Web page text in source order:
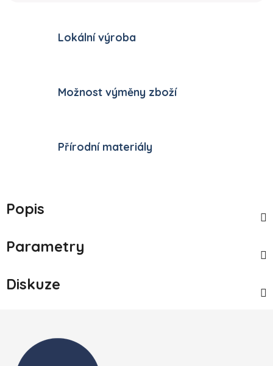
Lokální výroba
Možnost výměny zboží
Přírodní materiály
Popis
Parametry
Diskuze